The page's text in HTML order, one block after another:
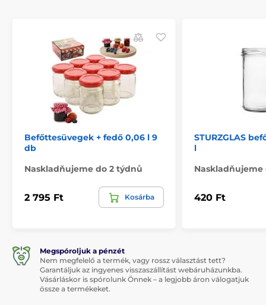
Befőttesüvegek + fedő 0,06 l 9
db
Naskladňujeme do 2 týdnů
2 795 Ft Kosárba
STURZGLAS
l
Naskladňujeme
420 Ft
Megspóroljuk a pénzét
Nem megfelelő a termék, vagy rossz választást tett?
Garantáljuk az ingyenes visszaszállítást webáruházunkba.
Vásárláskor is spórolunk Önnek – a legjobb áron válogatjuk
össze a termékeket.